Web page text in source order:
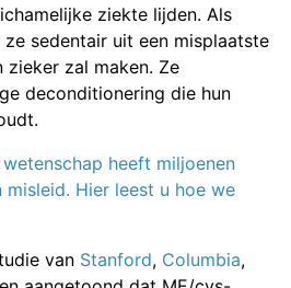
ziekte lijden. Als
sedentair uit een misplaatste
zal maken. Ze
deconditionering die hun
heeft miljoenen
Hier leest u hoe we
van Stanford, Columbia,